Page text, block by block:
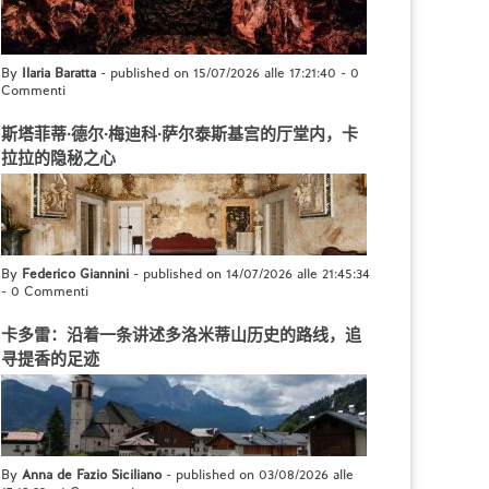
By Ilaria Baratta - published on 15/07/2026 alle 17:21:40 - 0
Commenti
斯塔菲蒂·德尔·梅迪科·萨尔泰斯基宫的厅堂内，卡
拉拉的隐秘之心
By Federico Giannini - published on 14/07/2026 alle 21:45:34
- 0 Commenti
卡多雷：沿着一条讲述多洛米蒂山历史的路线，追
寻提香的足迹
By Anna de Fazio Siciliano- published on 03/08/2026 alle